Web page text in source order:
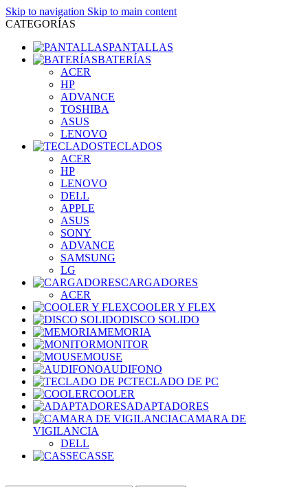
Skip to navigation Skip to main content
CATEGORÍAS
PANTALLAS
BATERÍAS
ACER
HP
ADVANCE
TOSHIBA
ASUS
LENOVO
TECLADOS
ACER
HP
LENOVO
DELL
APPLE
ASUS
SONY
ADVANCE
SAMSUNG
LG
CARGADORES
ACER
COOLER Y FLEX
DISCO SOLIDO
MEMORIA
MONITOR
MOUSE
AUDIFONO
TECLADO DE PC
COOLER
ADAPTADORES
CAMARA DE
VIGILANCIA
DELL
CASSE